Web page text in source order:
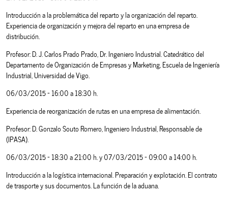
Introducción a la problemática del reparto y la organización del reparto.
Experiencia de organización y mejora del reparto en una empresa de
distribución.
Profesor: D. J. Carlos Prado Prado, Dr. Ingeniero Industrial. Catedrático del
Departamento de Organización de Empresas y Marketing, Escuela de Ingeniería
Industrial, Universidad de Vigo.
06/03/2015 - 16:00 a 18:30 h.
Experiencia de reorganización de rutas en una empresa de alimentación.
Profesor: D. Gonzalo Souto Romero, Ingeniero Industrial, Responsable de
(IPASA).
06/03/2015 - 18:30 a 21:00 h. y 07/03/2015 - 09:00 a 14:00 h.
Introducción a la logística internacional. Preparación y explotación. El contrato
de trasporte y sus documentos. La función de la aduana.